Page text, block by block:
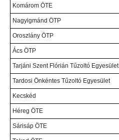
Komárom ÖTE
Nagyigmánd ÖTP
Oroszlány ÖTP
Ács ÖTP
Tarjáni Szent Flórián Tűzoltó Egyesület
Tardosi Önkéntes Tűzoltó Egyesület
Kecskéd
Héreg ÖTE
Sárisáp ÖTE